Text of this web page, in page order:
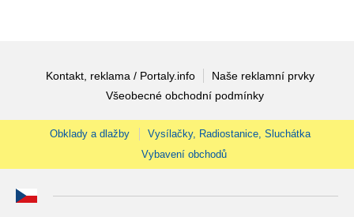
Kontakt, reklama / Portaly.info
Naše reklamní prvky
Všeobecné obchodní podmínky
Obklady a dlažby
Vysílačky, Radiostanice, Sluchátka
Vybavení obchodů